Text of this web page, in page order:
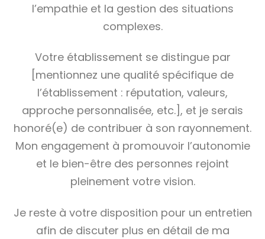
l’empathie et la gestion des situations
complexes.
Votre établissement se distingue par
[mentionnez une qualité spécifique de
l’établissement : réputation, valeurs,
approche personnalisée, etc.], et je serais
honoré(e) de contribuer à son rayonnement.
Mon engagement à promouvoir l’autonomie
et le bien-être des personnes rejoint
pleinement votre vision.
Je reste à votre disposition pour un entretien
afin de discuter plus en détail de ma